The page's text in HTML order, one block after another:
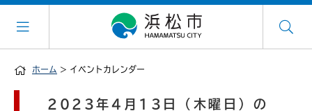
ホーム > イベントカレンダー
2023年4月13日（木曜日）の